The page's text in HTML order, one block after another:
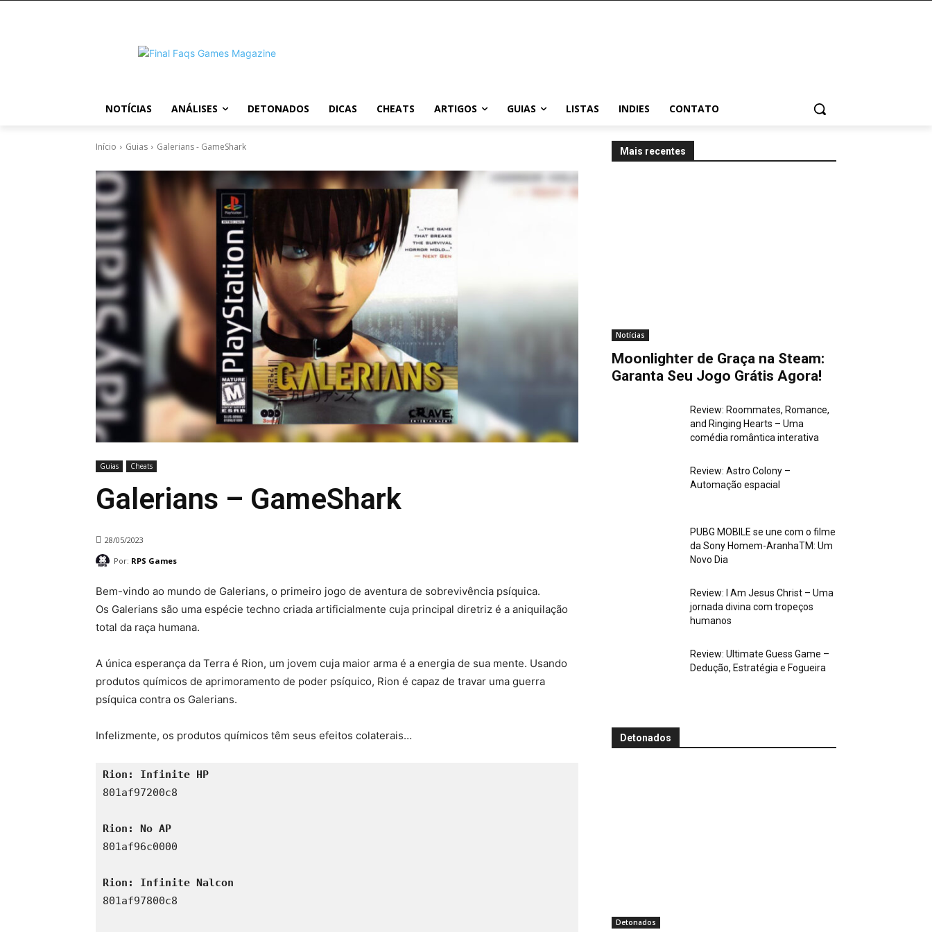
NOTÍCIAS ANÁLISES DETONADOS DICAS CHEATS ARTIGOS GUIAS LISTAS INDIES CONTATO
Início Guias Galerians - GameShark
Guias Cheats
Galerians – GameShark
28/05/2023
Por: RPS Games
Bem-vindo ao mundo de Galerians, o primeiro jogo de aventura de sobrevivência psíquica.
Os Galerians são uma espécie techno criada artificialmente cuja principal diretriz é a aniquilação
total da raça humana.
A única esperança da Terra é Rion, um jovem cuja maior arma é a energia de sua mente. Usando
produtos químicos de aprimoramento de poder psíquico, Rion é capaz de travar uma guerra
psíquica contra os Galerians.
Infelizmente, os produtos químicos têm seus efeitos colaterais…
Rion: Infinite HP
801af97200c8
Rion: No AP
801af96c0000
Rion: Infinite Nalcon
801af97800c8
Mais recentes
Notícias
Moonlighter de Graça na Steam:
Garanta Seu Jogo Grátis Agora!
Review: Roommates, Romance,
and Ringing Hearts – Uma
comédia romântica interativa
Review: Astro Colony –
Automação espacial
PUBG MOBILE se une com o filme
da Sony Homem-AranhaTM: Um
Novo Dia
Review: I Am Jesus Christ – Uma
jornada divina com tropeços
humanos
Review: Ultimate Guess Game –
Dedução, Estratégia e Fogueira
Detonados
Detonados